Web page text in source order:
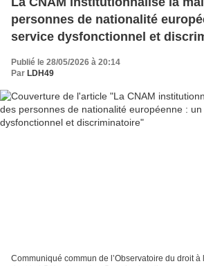
personnes de nationalité
service dysfonctionnel et
Publié le 28/05/2026 à 20:14
Par LDH49
Communiqué commun de l’Observatoire du droit